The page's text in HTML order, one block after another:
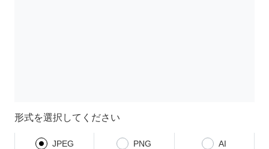
形式を選択してください
JPEG PNG
AI